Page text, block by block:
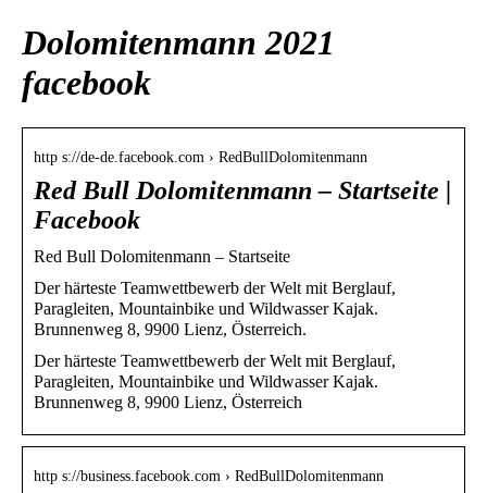
Dolomitenmann 2021
facebook
http s://de-de.facebook.com › RedBullDolomitenmann
Red Bull Dolomitenmann – Startseite |
Facebook
Red Bull Dolomitenmann – Startseite
Der härteste Teamwettbewerb der Welt mit Berglauf,
Paragleiten, Mountainbike und Wildwasser Kajak.
Brunnenweg 8, 9900 Lienz, Österreich.
Der härteste Teamwettbewerb der Welt mit Berglauf,
Paragleiten, Mountainbike und Wildwasser Kajak.
Brunnenweg 8, 9900 Lienz, Österreich
http s://business.facebook.com › RedBullDolomitenmann